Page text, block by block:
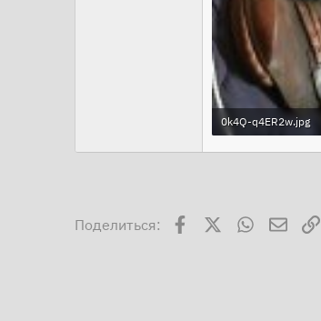
0k4Q-q4ER2w.jpg
Поделиться: FacebookWhatsApp